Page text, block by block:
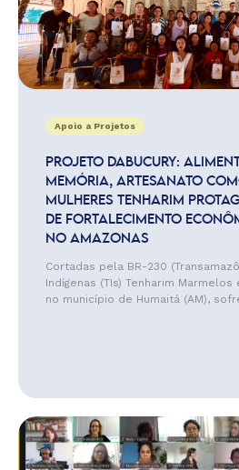
Apoio a Projetos
PROJETO DABUCURY:
MEMÓRIA, ARTESANATO
MULHERES TENHARIM
DE FORTALECIMENTO
NO AMAZONAS
Cortadas pela BR-230
Indígenas (TIs) Tenharim Marmelos
no município de Humaitá (AM),